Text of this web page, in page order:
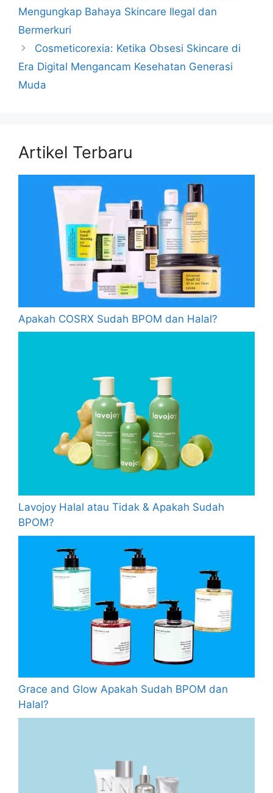
Mengungkap Bahaya Skincare Ilegal dan
Bermerkuri
Cosmeticorexia: Ketika Obsesi Skincare di
Era Digital Mengancam Kesehatan Generasi
Muda
Artikel Terbaru
Apakah COSRX Sudah BPOM dan Halal?
Lavojoy Halal atau Tidak & Apakah Sudah
BPOM?
Grace and Glow Apakah Sudah BPOM dan
Halal?